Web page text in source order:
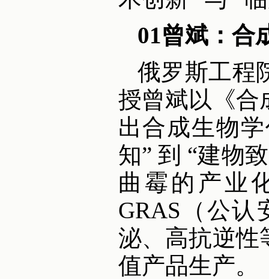
01曾斌：合
俄罗斯工程
授曾斌以《合
出合成生物
知” 到 “建物
曲霉的产业
GRAS（公
泌、高抗逆性
值产品生产。